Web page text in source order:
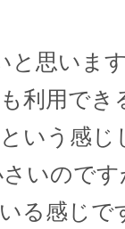
と思いま
利用で
いう感
いので
る感じで